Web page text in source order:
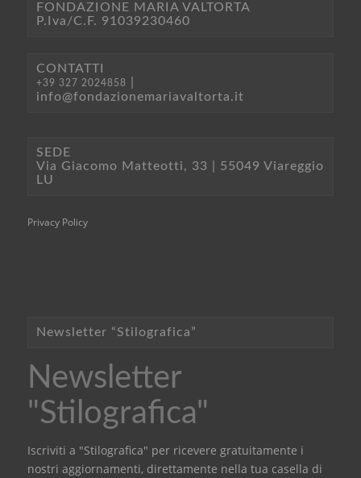
FONDAZIONE MARIA VALTORTA
P.Iva/C.F. 91039230460
CONTATTI
+39 327 2024858
info@fondazionemariavaltorta.it
SEDE
Via Giacomo Matteotti, 33 | 55049 Viareggio
LU
Privacy Policy
Newsletter “Stilografica”
Newsletter
"Stilografica"
Iscriviti a "Stilografica" per ricevere gratuitamente i
nostri aggiornamenti, direttamente nella tua casella di